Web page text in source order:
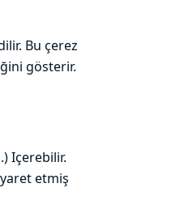
Bu çerez
gösterir.
Içerebilir.
etmiş